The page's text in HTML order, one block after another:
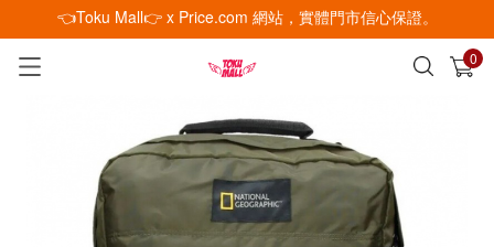
👈Toku Mall👉 x Price.com 網站，實體門市信心保證。
0
已加入購物車 查看